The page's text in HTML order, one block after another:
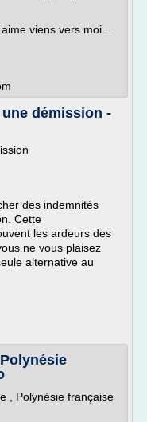
viens vers moi...
démission -
des indemnités
Cette
les ardeurs des
ne vous plaisez
alternative au
, Polynésie française